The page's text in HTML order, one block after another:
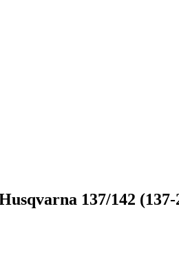
137/142 (137-